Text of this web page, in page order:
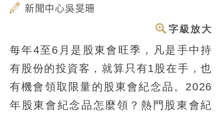
新聞中心吳旻珊
字級放大
每年4至6月是股東會旺季，凡是手中持
有股份的投資客，就算只有1股在手，也
有機會領取限量的股東會紀念品。2026
年股東會紀念品怎麼領？熱門股東會紀